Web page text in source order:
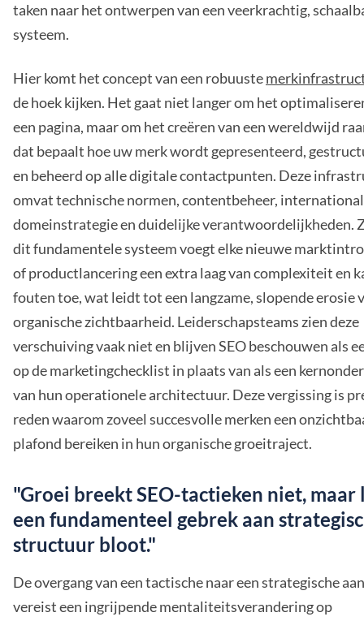
taken naar het ontwerpen van een veerkrachtig,
systeem.
Hier komt het concept van een robuuste
de hoek kijken. Het gaat niet langer om het
een pagina, maar om het creëren van een wereldwijd
dat bepaalt hoe uw merk wordt gepresenteerd,
en beheerd op alle digitale contactpunten. Deze
omvat technische normen, contentbeheer,
domeinstrategie en duidelijke verantwoordelijkheden.
dit fundamentele systeem voegt elke nieuwe
of productlancering een extra laag van complexiteit en
fouten toe, wat leidt tot een langzame, slopende erosie
organische zichtbaarheid. Leiderschapsteams zien deze
verschuiving vaak niet en blijven SEO beschouwen als
op de marketingchecklist in plaats van als een
van hun operationele architectuur. Deze vergissing is
reden waarom zoveel succesvolle merken een
plafond bereiken in hun organische groeitraject.
"Groei breekt SEO-tactieken niet, maar
een fundamenteel gebrek aan
structuur bloot."
De overgang van een tactische naar een strategische
vereist een ingrijpende mentaliteitsverandering op